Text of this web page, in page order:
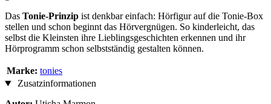
Das Tonie-Prinzip ist denkbar einfach: Hörfigur auf die Tonie-Box
stellen und schon beginnt das Hörvergnügen. So kinderleicht, das
selbst die Kleinsten ihre Lieblingsgeschichten erkennen und ihr
Hörprogramm schon selbstständig gestalten können.
Marke: tonies
Zusatzinformationen